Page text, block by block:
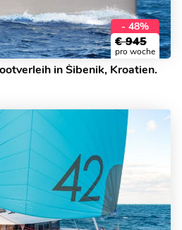
- 48%
€ 945
pro woche
in Šibenik, Kroatien.